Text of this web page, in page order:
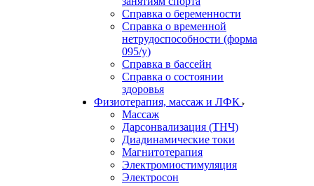
Справка о беременности
Справка о временной
нетрудоспособности (форма
095/у)
Справка в бассейн
Справка о состоянии
здоровья
Физиотерапия, массаж и ЛФК
Массаж
Дарсонвализация (ТНЧ)
Диадинамические токи
Магнитотерапия
Электромиостимуляция
Электросон